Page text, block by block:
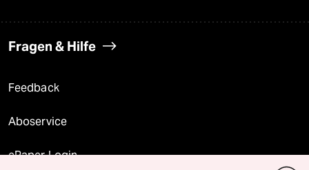
Fragen & Hilfe
Feedback
Aboservice
ePaper Login